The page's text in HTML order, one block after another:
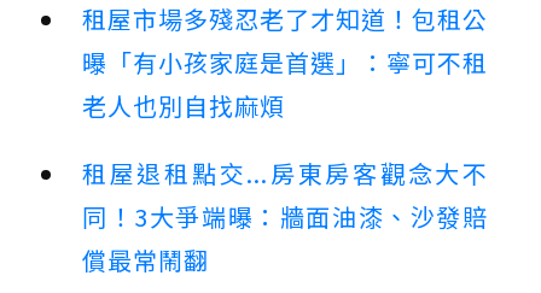
租屋市場多殘忍老了才知道！包租公
曝「有小孩家庭是首選」：寧可不租
老人也別自找麻煩
租屋退租點交...房東房客觀念大不
同！3大爭端曝：牆面油漆、沙發賠
償最常鬧翻